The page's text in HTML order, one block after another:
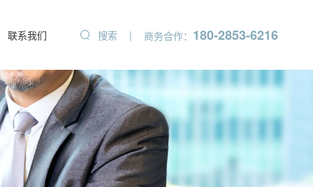
联系我们 搜索 | 商务合作： 180-2853-6216